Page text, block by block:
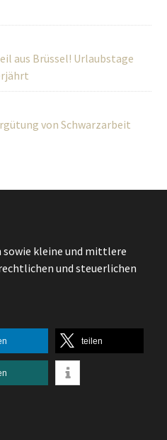
aus Brüssel! Urlaubstage
von Schwarzarbeit
kleine und mittlere
und steuerlichen
teilen